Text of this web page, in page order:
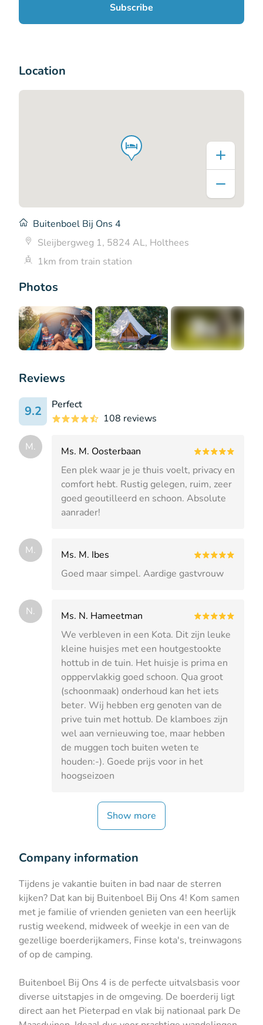
Subscribe
Photos
Reviews
9.2
Perfect
108 reviews
M.
Ms. M. Oosterbaan
Een plek waar je je thuis voelt, privacy en
comfort hebt. Rustig gelegen, ruim, zeer
goed geoutilleerd en schoon. Absolute
aanrader!
M.
Ms. M. Ibes
Goed maar simpel. Aardige gastvrouw
N.
Ms. N. Hameetman
We verbleven in een Kota. Dit zijn leuke
kleine huisjes met een houtgestookte
hottub in de tuin. Het huisje is prima en
opppervlakkig goed schoon. Qua groot
(schoonmaak) onderhoud kan het iets
beter. Wij hebben erg genoten van de
prive tuin met hottub. De klamboes zijn
wel aan vernieuwing toe, maar hebben
de muggen toch buiten weten te
houden:-). Goede prijs voor in het
hoogseizoen
Show more
Location
Buitenboel Bij Ons 4
Sleijbergweg 1, 5824 AL, Holthees
1km from train station
Company information
Tijdens je vakantie buiten in bad naar de sterren
kijken? Dat kan bij Buitenboel Bij Ons 4! Kom samen
met je familie of vrienden genieten van een heerlijk
rustig weekend, midweek of weekje in een van de
gezellige boerderijkamers, Finse kota's, treinwagons
of op de camping.
Buitenboel Bij Ons 4 is de perfecte uitvalsbasis voor
diverse uitstapjes in de omgeving. De boerderij ligt
direct aan het Pieterpad en vlak bij nationaal park De